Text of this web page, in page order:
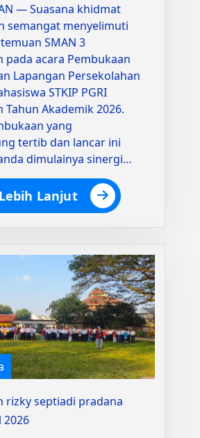
— Suasana khidmat
semangat menyelimuti
SMAN 3
pada acara Pembukaan
Lapangan Persekolahan
STKIP PGRI
Tahun Akademik 2026.
yang
tertib dan lancar ini
dimulainya sinergi…
Lanjut
rizky septiadi pradana
2026